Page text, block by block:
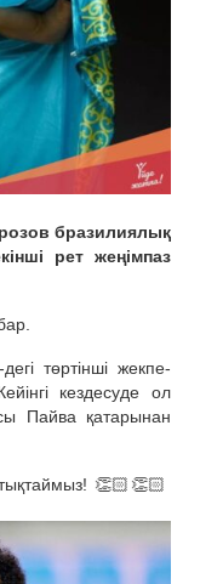
бразилиялық
рет жеңімпаз
төртінші жекпе-
кездесуде ол
Пайва қатарынан
👏🏻👏🏻